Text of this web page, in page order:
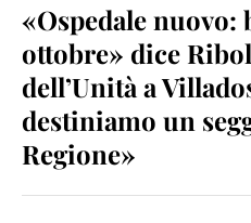
«Ospedale nuovo:
ottobre» dice
dell’Unità a
destiniamo un
Regione»